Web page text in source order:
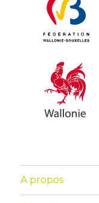
A propos